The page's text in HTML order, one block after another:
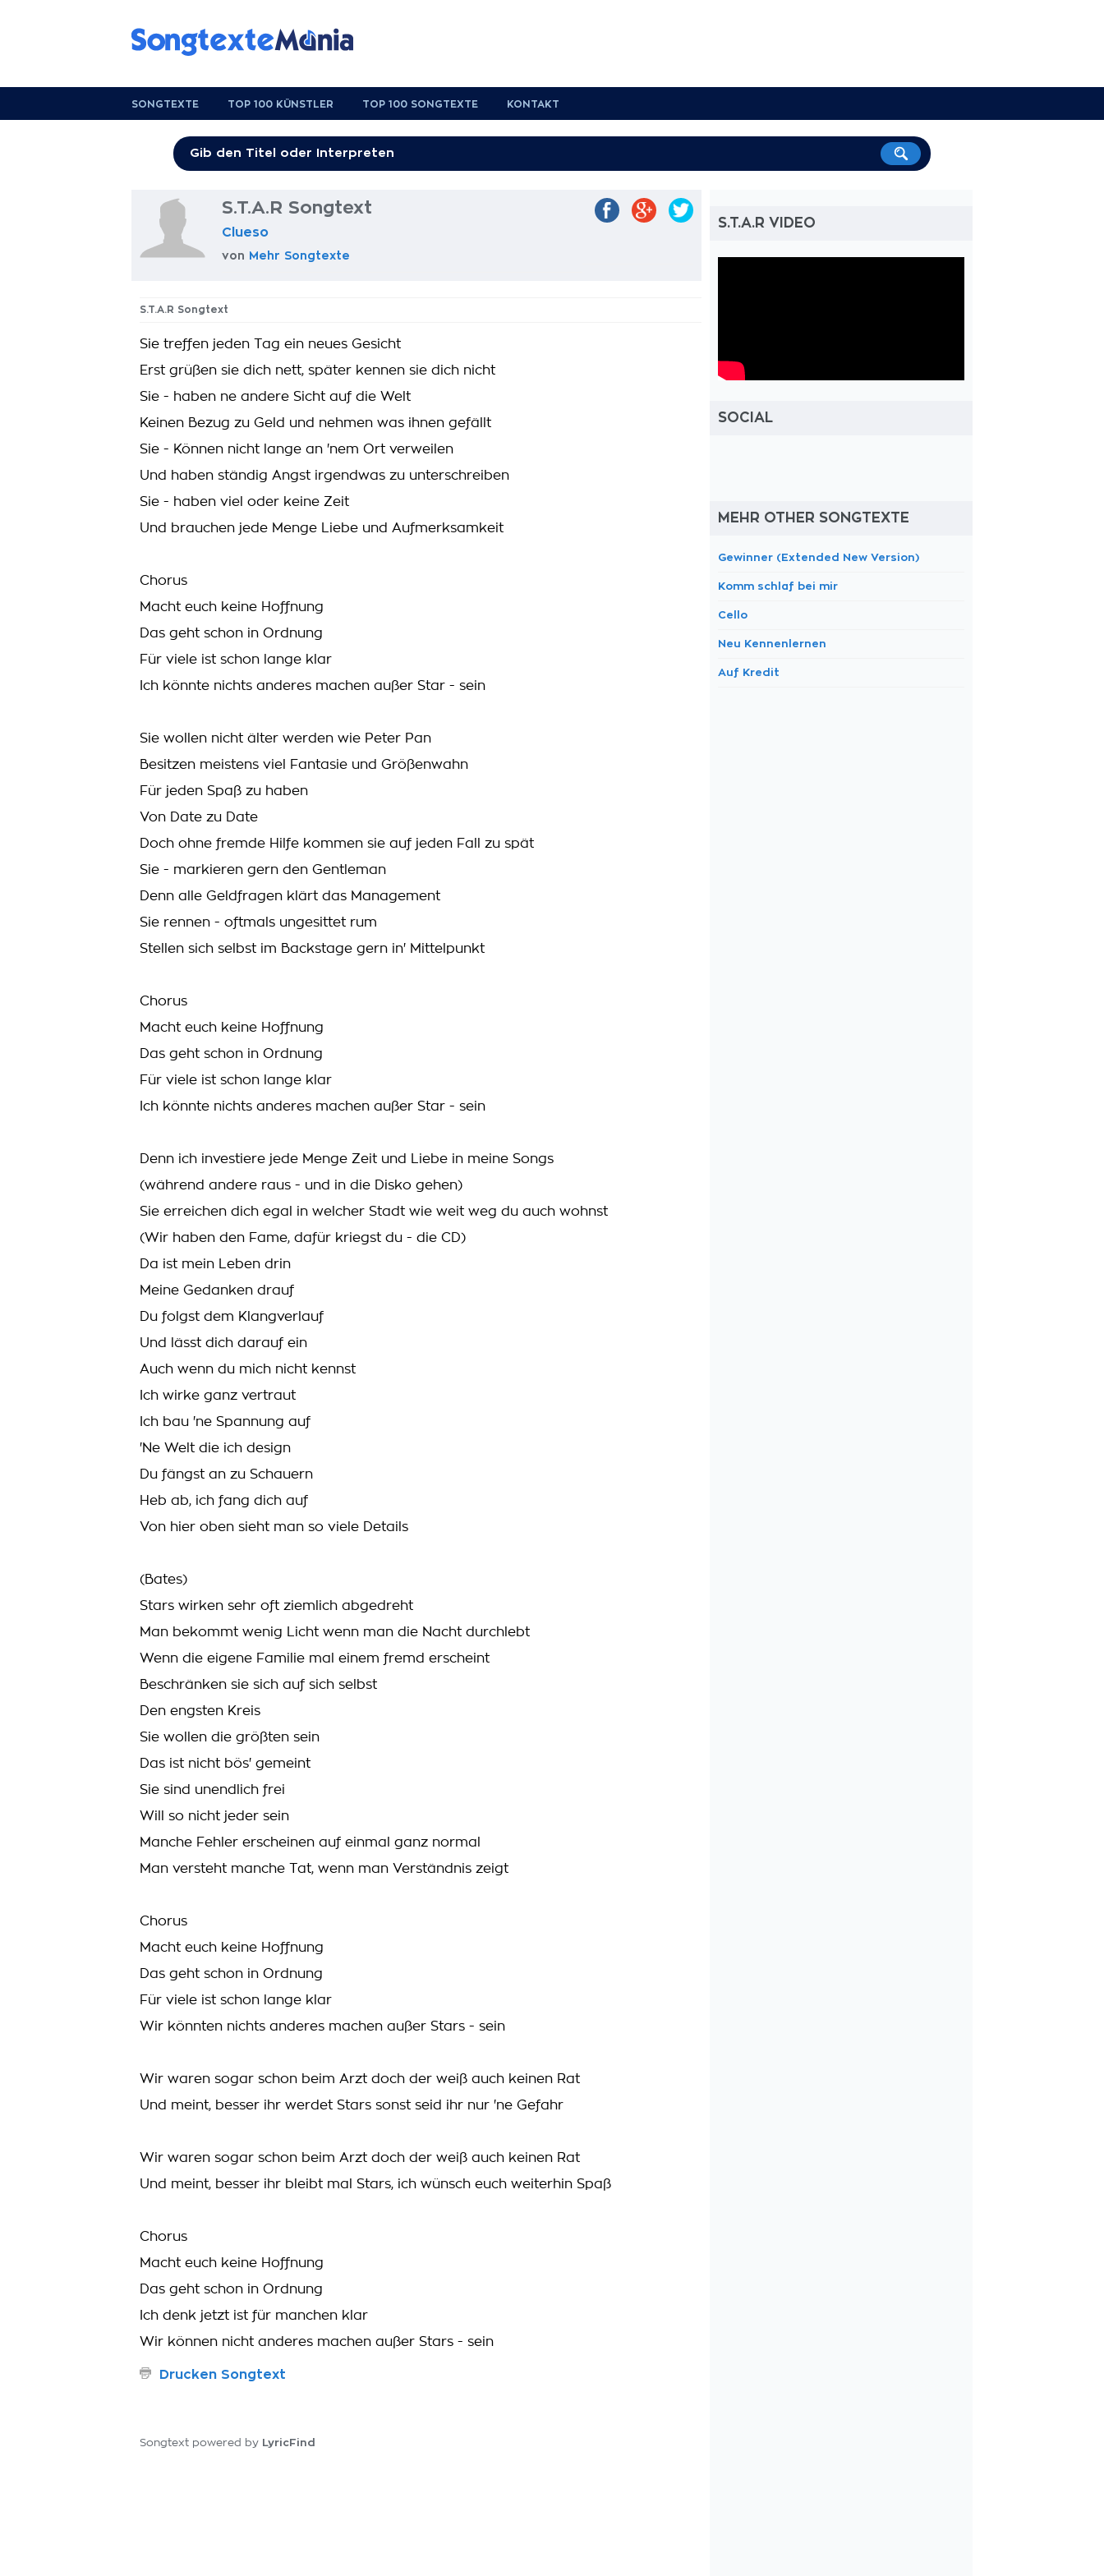
SONGTEXTE TOP 100 KÜNSTLER TOP 100 SONGTEXTE KONTAKT
S.T.A.R Songtext
Clueso
von Mehr Songtexte
S.T.A.R Songtext
Sie treffen jeden Tag ein neues Gesicht
Erst grüßen sie dich nett, später kennen sie dich nicht
Sie - haben ne andere Sicht auf die Welt
Keinen Bezug zu Geld und nehmen was ihnen gefällt
Sie - Können nicht lange an 'nem Ort verweilen
Und haben ständig Angst irgendwas zu unterschreiben
Sie - haben viel oder keine Zeit
Und brauchen jede Menge Liebe und Aufmerksamkeit
Chorus
Macht euch keine Hoffnung
Das geht schon in Ordnung
Für viele ist schon lange klar
Ich könnte nichts anderes machen außer Star - sein
Sie wollen nicht älter werden wie Peter Pan
Besitzen meistens viel Fantasie und Größenwahn
Für jeden Spaß zu haben
Von Date zu Date
Doch ohne fremde Hilfe kommen sie auf jeden Fall zu spät
Sie - markieren gern den Gentleman
Denn alle Geldfragen klärt das Management
Sie rennen - oftmals ungesittet rum
Stellen sich selbst im Backstage gern in' Mittelpunkt
Chorus
Macht euch keine Hoffnung
Das geht schon in Ordnung
Für viele ist schon lange klar
Ich könnte nichts anderes machen außer Star - sein
Denn ich investiere jede Menge Zeit und Liebe in meine Songs
(während andere raus - und in die Disko gehen)
Sie erreichen dich egal in welcher Stadt wie weit weg du auch wohnst
(Wir haben den Fame, dafür kriegst du - die CD)
Da ist mein Leben drin
Meine Gedanken drauf
Du folgst dem Klangverlauf
Und lässt dich darauf ein
Auch wenn du mich nicht kennst
Ich wirke ganz vertraut
Ich bau 'ne Spannung auf
'Ne Welt die ich design
Du fängst an zu Schauern
Heb ab, ich fang dich auf
Von hier oben sieht man so viele Details
(Bates)
Stars wirken sehr oft ziemlich abgedreht
Man bekommt wenig Licht wenn man die Nacht durchlebt
Wenn die eigene Familie mal einem fremd erscheint
Beschränken sie sich auf sich selbst
Den engsten Kreis
Sie wollen die größten sein
Das ist nicht bös' gemeint
Sie sind unendlich frei
Will so nicht jeder sein
Manche Fehler erscheinen auf einmal ganz normal
Man versteht manche Tat, wenn man Verständnis zeigt
Chorus
Macht euch keine Hoffnung
Das geht schon in Ordnung
Für viele ist schon lange klar
Wir könnten nichts anderes machen außer Stars - sein
Wir waren sogar schon beim Arzt doch der weiß auch keinen Rat
Und meint, besser ihr werdet Stars sonst seid ihr nur 'ne Gefahr
Wir waren sogar schon beim Arzt doch der weiß auch keinen Rat
Und meint, besser ihr bleibt mal Stars, ich wünsch euch weiterhin Spaß
Chorus
Macht euch keine Hoffnung
Das geht schon in Ordnung
Ich denk jetzt ist für manchen klar
Wir können nicht anderes machen außer Stars - sein
Drucken Songtext
Songtext powered by LyricFind
S.T.A.R VIDEO
SOCIAL
MEHR OTHER SONGTEXTE
Gewinner (Extended New Version)
Komm schlaf bei mir
Cello
Neu Kennenlernen
Auf Kredit